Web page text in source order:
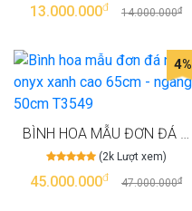
13.000.000đ 14.000.000đ
4%
BÌNH HOA MẪU ĐƠN ĐÁ NGỌC ONYX XANH CAO 65CM - NGANG 50CM T3549
(2k Lượt xem)
45.000.000đ 47.000.000đ